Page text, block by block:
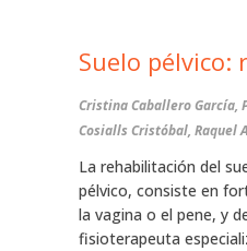
Suelo pélvico:
Cristina Caballero García,
Cosialls Cristóbal, Raquel
La rehabilitación del
pélvico, consiste en
la vagina o el pene, y
fisioterapeuta